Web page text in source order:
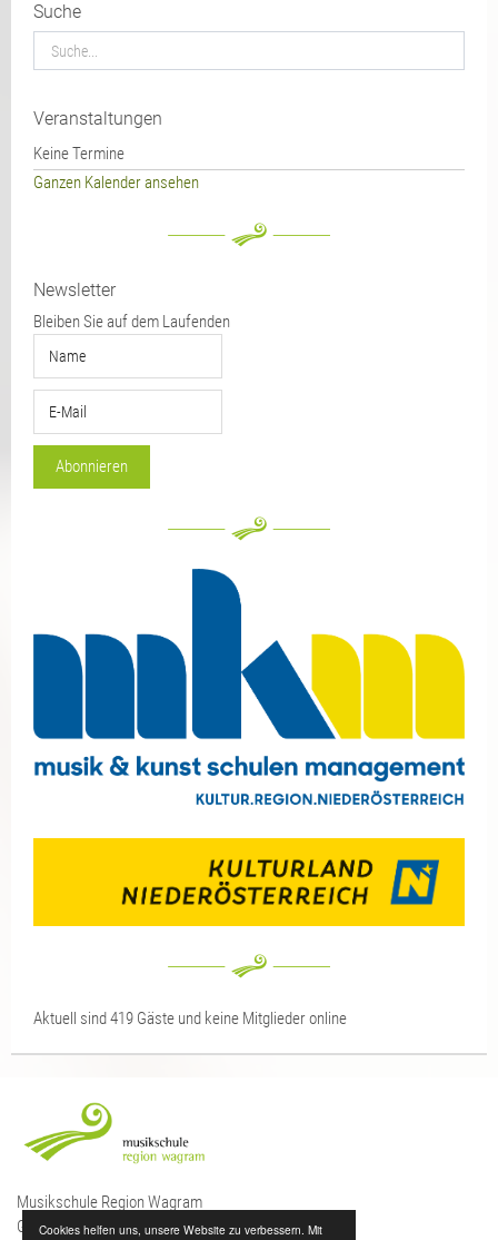
Cookies helfen uns, unsere Website zu verbessern. Mit
Suche
Veranstaltungen
Keine Termine
Ganzen Kalender ansehen
Newsletter
Bleiben Sie auf dem Laufenden
Aktuell sind 419 Gäste und keine Mitglieder online
Musikschule Region Wagram
Großer Wörth 7, 3484 Grafenwörth